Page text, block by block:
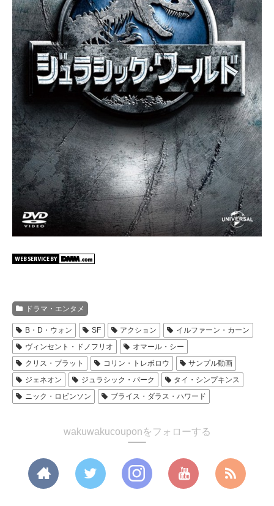
ドラマ・エンタメ
B・D・ウォン SF アクション
イルファーン・カーン
ヴィンセント・ドノフリオ
オマール・シー
クリス・プラット
コリン・トレボロウ
サンプル動画
ジェネオン
ジュラシック・パーク
タイ・シンプキンス
ニック・ロビンソン
ブライス・ダラス・ハワード
wakuwakucouponをフォローする